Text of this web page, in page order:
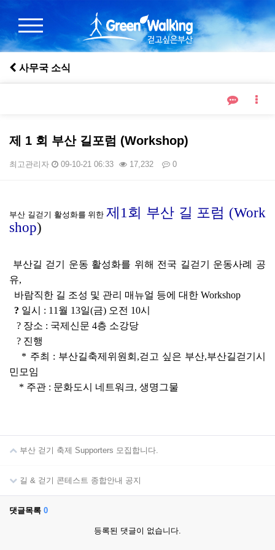
사무국 소식
제 1 회 부산 길포럼 (Workshop)
최고관리자 09-10-21 06:33 17,232 0
부산 길걷기 활성화를 위한 제1회 부산 길 포럼 (Work
shop)
부산길 걷기 운동 활성화를 위해 전국 길걷기 운동사례 공
유,
바람직한 길 조성 및 관리 매뉴얼 등에 대한 Workshop
? 일시 : 11월 13일(금) 오전 10시
? 장소 : 국제신문 4층 소강당
? 진행
* 주최 : 부산길축제위원회,걷고 싶은 부산,부산길걷기시
민모임
* 주관 : 문화도시 네트워크, 생명그물
부산 걷기 축제 Supporters 모집합니다.
길 & 걷기 콘테스트 종합안내 공지
댓글목록 0
등록된 댓글이 없습니다.